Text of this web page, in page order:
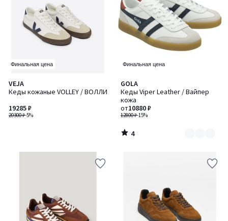
Финальная цена
VEJA
Кеды кожаные VOLLEY / ВОЛЛИ
20300 ₽-5%
19285 ₽
Финальная цена
GOLA
Кеды Viper Leather / Вайпер
кожа
12800 ₽-15%
от10880 ₽
4
/
5
Количество
цветов:
2
4
/